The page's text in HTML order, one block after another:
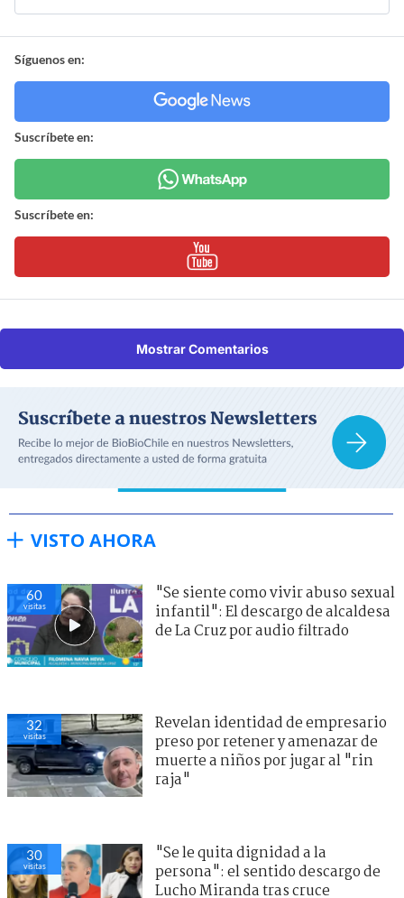
Síguenos en:
Suscríbete en:
Suscríbete en:
Mostrar Comentarios
VISTO AHORA
60
visitas
"Se siente como vivir abuso sexual
infantil": El descargo de alcaldesa
de La Cruz por audio filtrado
32
visitas
Revelan identidad de empresario
preso por retener y amenazar de
muerte a niños por jugar al "rin
raja"
30
visitas
"Se le quita dignidad a la
persona": el sentido descargo de
Lucho Miranda tras cruce